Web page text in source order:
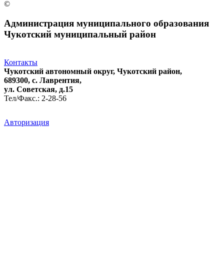
©
Администрация муниципального образования
Чукотский муниципальный район
Контакты
Чукотский автономный округ, Чукотский район,
689300, с. Лаврентия,
ул. Советская, д.15
Тел/Факс.: 2-28-56
Авторизация